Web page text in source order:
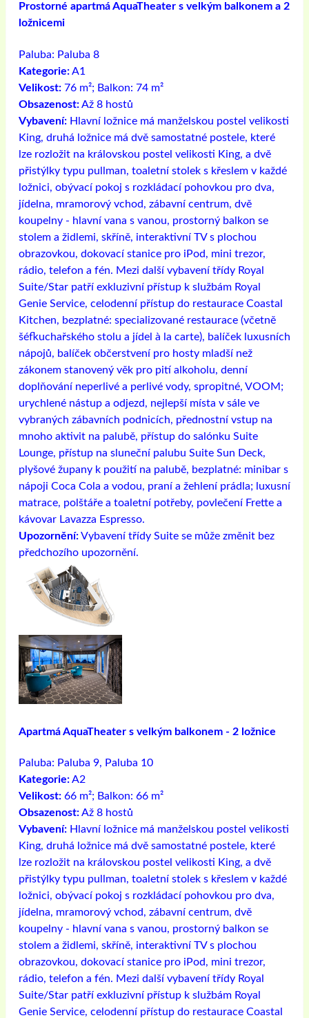
Prostorné apartmá AquaTheater s velkým balkonem a 2
ložnicemi
Paluba: Paluba 8
Kategorie:A1
Velikost: 76 m²; Balkon: 74 m²
Obsazenost:Až 8 hostů
Vybavení: Hlavní ložnice má manželskou postel velikosti
King, druhá ložnice má dvě samostatné postele, které
lze rozložit na královskou postel velikosti King, a dvě
přistýlky typu pullman, toaletní stolek s křeslem v každé
ložnici, obývací pokoj s rozkládací pohovkou pro dva,
jídelna, mramorový vchod, zábavní centrum, dvě
koupelny - hlavní vana s vanou, prostorný balkon se
stolem a židlemi, skříně, interaktivní TV s plochou
obrazovkou, dokovací stanice pro iPod, mini trezor,
rádio, telefon a fén. Mezi další vybavení třídy Royal
Suite/Star patří exkluzivní přístup k službám Royal
Genie Service, celodenní přístup do restaurace Coastal
Kitchen, bezplatné: specializované restaurace (včetně
šéfkuchařského stolu a jídel à la carte), balíček luxusních
nápojů, balíček občerstvení pro hosty mladší než
zákonem stanovený věk pro pití alkoholu, denní
doplňování neperlivé a perlivé vody, spropitné, VOOM;
urychlené nástup a odjezd, nejlepší místa v sále ve
vybraných zábavních podnicích, přednostní vstup na
mnoho aktivit na palubě, přístup do salónku Suite
Lounge, přístup na sluneční palubu Suite Sun Deck,
plyšové župany k použití na palubě, bezplatné: minibar s
nápoji Coca Cola a vodou, praní a žehlení prádla; luxusní
matrace, polštáře a toaletní potřeby, povlečení Frette a
kávovar Lavazza Espresso.
Upozornění:Vybavení třídy Suite se může změnit bez
předchozího upozornění.
Apartmá AquaTheater s velkým balkonem - 2 ložnice
Paluba: Paluba 9, Paluba 10
Kategorie:A2
Velikost: 66 m²; Balkon: 66 m²
Obsazenost:Až 8 hostů
Vybavení: Hlavní ložnice má manželskou postel velikosti
King, druhá ložnice má dvě samostatné postele, které
lze rozložit na královskou postel velikosti King, a dvě
přistýlky typu pullman, toaletní stolek s křeslem v každé
ložnici, obývací pokoj s rozkládací pohovkou pro dva,
jídelna, mramorový vchod, zábavní centrum, dvě
koupelny - hlavní vana s vanou, prostorný balkon se
stolem a židlemi, skříně, interaktivní TV s plochou
obrazovkou, dokovací stanice pro iPod, mini trezor,
rádio, telefon a fén. Mezi další vybavení třídy Royal
Suite/Star patří exkluzivní přístup k službám Royal
Genie Service, celodenní přístup do restaurace Coastal